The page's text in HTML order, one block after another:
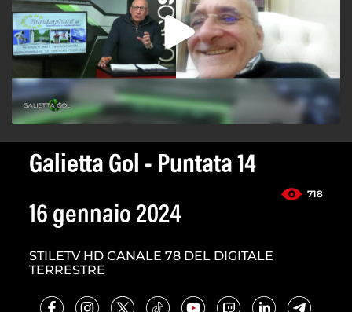
Galietta Gol - Puntata 14
718
16 gennaio 2024
STILETV HD CANALE 78 DEL DIGITALE
TERRESTRE